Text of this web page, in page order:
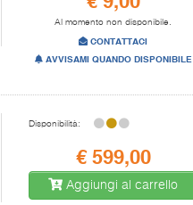
Al momento non disponibile.
CONTATTACI
AVVISAMI QUANDO DISPONIBILE
Disponibilità:
€ 599,00
Aggiungi al carrello